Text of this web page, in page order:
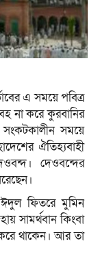
এ সময়ে পবিত্র
না করে কুরবানির
সময়ে
ঐতিহ্যবাহী
দেওবন্দের
ফিতরে মুমিন
কিংবা
থাকেন। আর তা